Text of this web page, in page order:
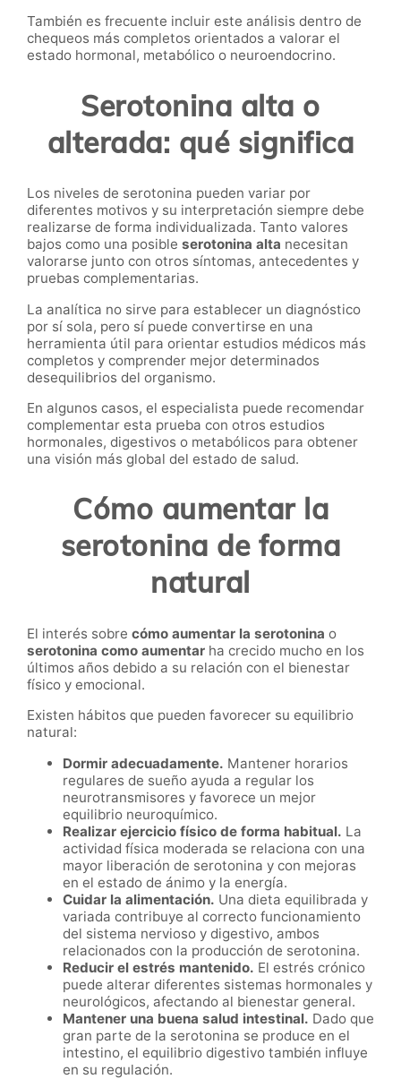
También es frecuente incluir este análisis dentro de
chequeos más completos orientados a valorar el
estado hormonal, metabólico o neuroendocrino.
Serotonina alta o
alterada: qué significa
Los niveles de serotonina pueden variar por
diferentes motivos y su interpretación siempre debe
realizarse de forma individualizada. Tanto valores
bajos como una posible serotonina alta necesitan
valorarse junto con otros síntomas, antecedentes y
pruebas complementarias.
La analítica no sirve para establecer un diagnóstico
por sí sola, pero sí puede convertirse en una
herramienta útil para orientar estudios médicos más
completos y comprender mejor determinados
desequilibrios del organismo.
En algunos casos, el especialista puede recomendar
complementar esta prueba con otros estudios
hormonales, digestivos o metabólicos para obtener
una visión más global del estado de salud.
Cómo aumentar la
serotonina de forma
natural
El interés sobre cómo aumentar la serotonina o
serotonina como aumentar ha crecido mucho en los
últimos años debido a su relación con el bienestar
físico y emocional.
Existen hábitos que pueden favorecer su equilibrio
natural:
Dormir adecuadamente. Mantener horarios
regulares de sueño ayuda a regular los
neurotransmisores y favorece un mejor
equilibrio neuroquímico.
Realizar ejercicio físico de forma habitual. La
actividad física moderada se relaciona con una
mayor liberación de serotonina y con mejoras
en el estado de ánimo y la energía.
Cuidar la alimentación. Una dieta equilibrada y
variada contribuye al correcto funcionamiento
del sistema nervioso y digestivo, ambos
relacionados con la producción de serotonina.
Reducir el estrés mantenido. El estrés crónico
puede alterar diferentes sistemas hormonales y
neurológicos, afectando al bienestar general.
Mantener una buena salud intestinal. Dado que
gran parte de la serotonina se produce en el
intestino, el equilibrio digestivo también influye
en su regulación.